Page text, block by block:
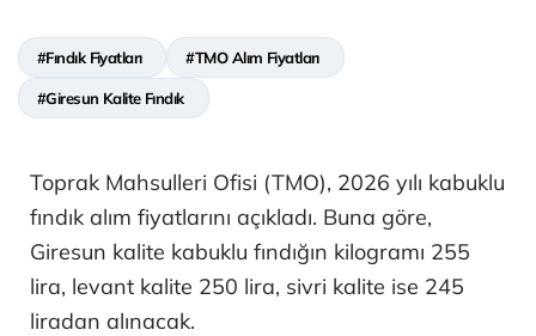
#Fındık Fiyatları #TMO Alım Fiyatları
#Giresun Kalite Fındık
Toprak Mahsulleri Ofisi (TMO), 2026 yılı kabuklu
fındık alım fiyatlarını açıkladı. Buna göre,
Giresun kalite kabuklu fındığın kilogramı 255
lira, levant kalite 250 lira, sivri kalite ise 245
liradan alınacak.